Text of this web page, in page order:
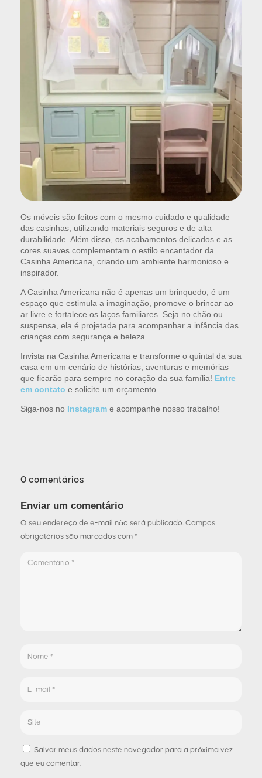
Os móveis são feitos com o mesmo cuidado e qualidade
das casinhas, utilizando materiais seguros e de alta
durabilidade. Além disso, os acabamentos delicados e as
cores suaves complementam o estilo encantador da
Casinha Americana, criando um ambiente harmonioso e
inspirador.
A Casinha Americana não é apenas um brinquedo, é um
espaço que estimula a imaginação, promove o brincar ao
ar livre e fortalece os laços familiares. Seja no chão ou
suspensa, ela é projetada para acompanhar a infância das
crianças com segurança e beleza.
Invista na Casinha Americana e transforme o quintal da sua
casa em um cenário de histórias, aventuras e memórias
que ficarão para sempre no coração da sua família! Entre
em contato e solicite um orçamento.
Siga-nos no Instagram e acompanhe nosso trabalho!
0 comentários
Enviar um comentário
O seu endereço de e-mail não será publicado. Campos
obrigatórios são marcados com *
Salvar meus dados neste navegador para a próxima vez
que eu comentar.